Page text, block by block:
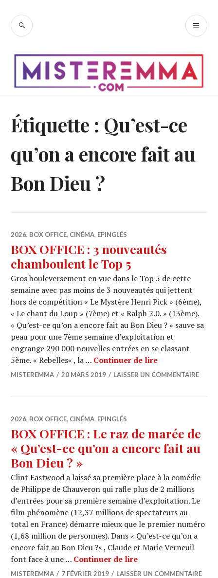
contenu
RECHERCHE
Étiquette : Qu’est-ce
qu’on a encore fait au
Bon Dieu ?
2026, BOX OFFICE, CINÉMA, EPINGLÉS
BOX OFFICE : 3 nouveautés
chamboulent le Top 5
Gros bouleversement en vue dans le Top 5 de cette
semaine avec pas moins de 3 nouveautés qui jettent
hors de compétition « Le Mystère Henri Pick » (6ème),
« Le chant du Loup » (7ème) et « Ralph 2.0. » (13ème).
« Qu’est-ce qu’on a encore fait au Bon Dieu ? » sauve sa
peau pour une 7ème semaine d’exploitation et
engrange 290 000 nouvelles entrées en se classant
5ème. « Rebelles« , la … Continuer de lireBOX OFFICE :
MISTEREMMA 20 MARS 2019 LAISSER UN COMMENTAIRE
2026, BOX OFFICE, CINÉMA, EPINGLÉS
BOX OFFICE : Le raz de marée de
« Qu’est-ce qu’on a encore fait au
Bon Dieu ? »
Clint Eastwood a laissé sa première place à la comédie
de Philippe de Chauveron qui rafle plus de 2 millions
d’entrées pour sa première semaine d’exploitation. Le
film phénomène (12,37 millions de spectateurs au
total en France) démarre mieux que le premier numéro
(1,68 million de personnes). Dans « Qu’est-ce qu’on a
encore fait au Bon Dieu ?« , Claude et Marie Verneuil
font face à une … Continuer de lireBOX OFFICE : Le raz
MISTEREMMA 7 FÉVRIER 2019 LAISSER UN COMMENTAIRE